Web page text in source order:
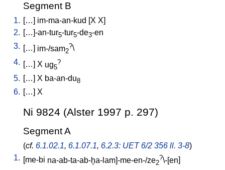
Segment B
1. […] im-ma-an-kud [X X]
2. […]-an-tur5-tur5-de3-en
3.
… im-/sam2
?\
4.
… X ug5
?
5. […] X ba-an-du8
6. […] X
Ni 9824 (Alster 1997 p. 297)
Segment A
(cf. 6.1.02.1, 6.1.07.1, 6.2.3: UET 6/2 356 ll. 3-8)
1.
me-bi na-ab-ta-ab-ḫa-lam]-me-en-/ze2
?\-[en